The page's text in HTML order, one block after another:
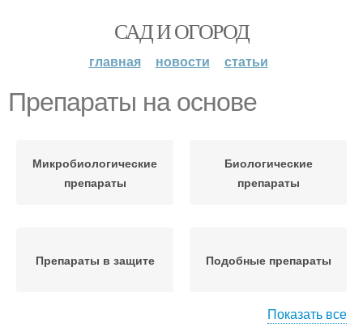
САД И ОГОРОД
главная новости статьи
Препараты на основе
Микробиологические
препараты
Биологические
препараты
Препараты в защите Подобные препараты
Показать все